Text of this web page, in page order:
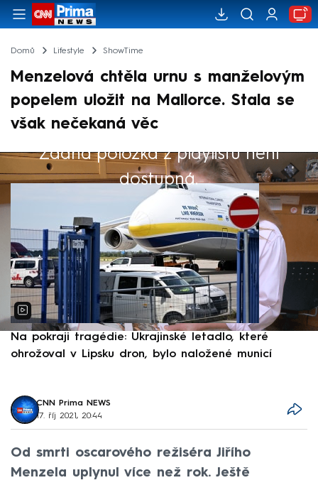
Domů Lifestyle ShowTime
Menzelová chtěla urnu s manželovým
popelem uložit na Mallorce. Stala se
však nečekaná věc
Žádná položka z playlistu není
dostupná.
Výběr redakce
Na pokraji tragédie: Ukrajinské letadlo, které
ohrožoval v Lipsku dron, bylo naložené municí
CNN Prima NEWS
17. říj 2021, 20:44
Od smrti oscarového režiséra Jiřího
Menzela uplynul více než rok. Ještě